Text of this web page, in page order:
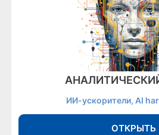
ИИ-ускорители, AI
ОТКРЫТЬ